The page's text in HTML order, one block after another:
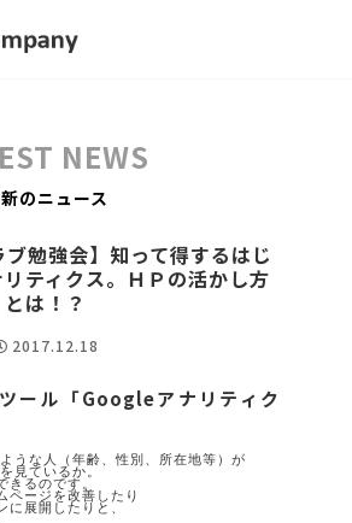
NEWS
のニュース
勉強会】知って得するはじ
ティクス。ＨＰの活かし方
とは！？
2017.12.18
ール「Googleアナリティク
うな人（年齢、性別、所在地等）が
見ているか。
きるのです。
ページを改善したり
に展開したりと、